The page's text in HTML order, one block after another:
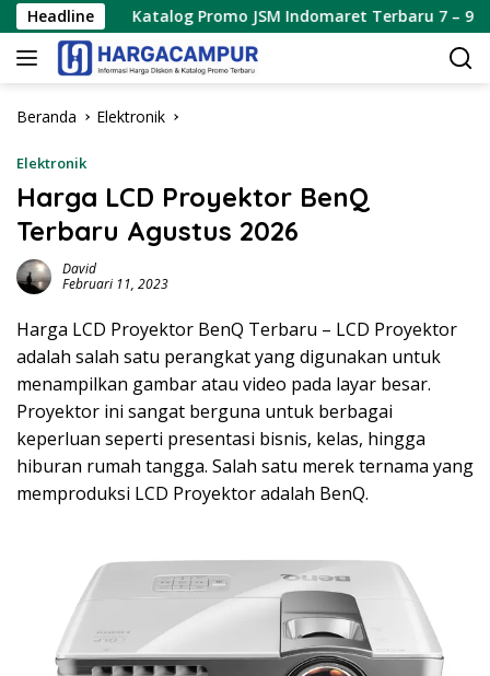
Langsung
ke
konten
Headline
Katalog Promo JSM Indomaret Terbaru 7 – 9 Agustus
Beranda Elektronik
Elektronik
Harga LCD Proyektor BenQ
Terbaru Agustus 2026
David
Februari 11, 2023
Harga LCD Proyektor BenQ Terbaru – LCD Proyektor
adalah salah satu perangkat yang digunakan untuk
menampilkan gambar atau video pada layar besar.
Proyektor ini sangat berguna untuk berbagai
keperluan seperti presentasi bisnis, kelas, hingga
hiburan rumah tangga. Salah satu merek ternama yang
memproduksi LCD Proyektor adalah BenQ.